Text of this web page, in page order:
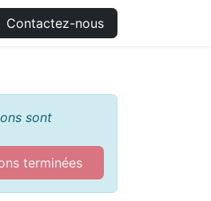
Contactez-nous
sont
terminées